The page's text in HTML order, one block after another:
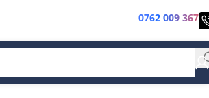
0762 009 367